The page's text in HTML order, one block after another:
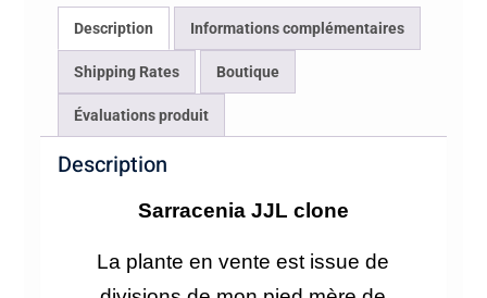
Description Informations complémentaires
Shipping Rates Boutique
Évaluations produit
Description
Sarracenia JJL clone
La plante en vente est issue de